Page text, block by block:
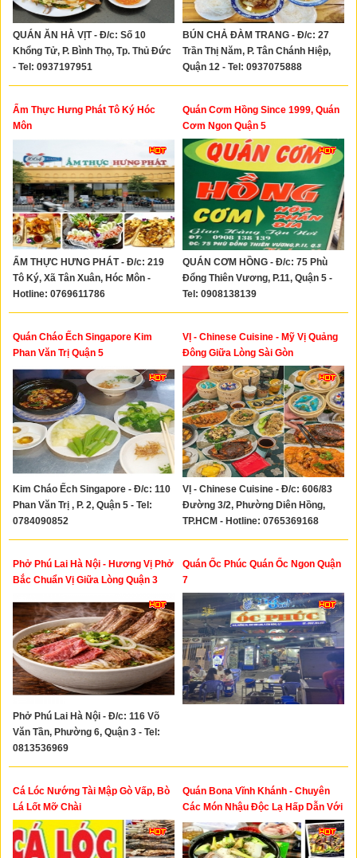
QUÁN ĂN HÀ VỊT - Đ/c: Số 10
Khổng Tử, P. Bình Thọ, Tp. Thủ Đức
- Tel: 0937197951
BÚN CHẢ ĐÀM TRANG - Đ/c: 27
Trần Thị Năm, P. Tân Chánh Hiệp,
Quận 12 - Tel: 0937075888
Ẩm Thực Hưng Phát Tô Ký Hóc
Môn
ẨM THỰC HƯNG PHÁT - Đ/c: 219
Tô Ký, Xã Tân Xuân, Hóc Môn -
Hotline: 0769611786
Quán Cơm Hồng Since 1999, Quán
Cơm Ngon Quận 5
QUÁN CƠM HỒNG - Đ/c: 75 Phù
Đổng Thiên Vương, P.11, Quận 5 -
Tel: 0908138139
Quán Cháo Ếch Singapore Kim
Phan Văn Trị Quận 5
Kim Cháo Ếch Singapore - Đ/c: 110
Phan Văn Trị , P. 2, Quận 5 - Tel:
0784090852
VỊ - Chinese Cuisine - Mỹ Vị Quảng
Đông Giữa Lòng Sài Gòn
VỊ - Chinese Cuisine - Đ/c: 606/83
Đường 3/2, Phường Diên Hồng,
TP.HCM - Hotline: 0765369168
Phở Phú Lai Hà Nội - Hương Vị Phở
Bắc Chuẩn Vị Giữa Lòng Quận 3
Phở Phú Lai Hà Nội - Đ/c: 116 Võ
Văn Tần, Phường 6, Quận 3 - Tel:
0813536969
Quán Ốc Phúc Quán Ốc Ngon Quận
7
Cá Lóc Nướng Tài Mập Gò Vấp, Bò
Lá Lốt Mỡ Chài
Quán Bona Vĩnh Khánh - Chuyên
Các Món Nhậu Độc Lạ Hấp Dẫn Với
Đa Dạng Thực Đơn Giá Cả Phải
Chăng